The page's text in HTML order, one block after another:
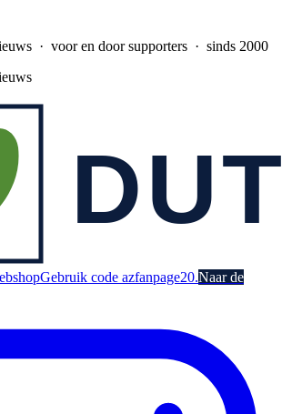
· voor en door supporters · sinds 2000
Gebruik code azfanpage20.Naar de